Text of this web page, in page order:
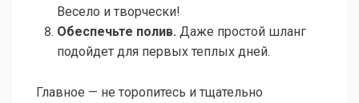
Весело и творчески!
Обеспечьте полив. Даже простой шланг
подойдет для первых теплых дней.
Главное — не торопитесь и тщательно